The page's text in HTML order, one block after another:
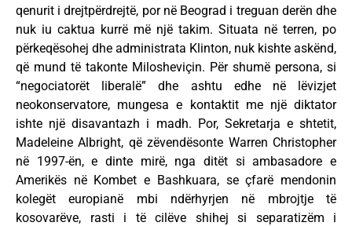
qenurit i drejtpërdrejtë, por në Beograd i treguan derën dhe
nuk iu caktua kurrë më një takim. Situata në terren, po
përkeqësohej dhe administrata Klinton, nuk kishte askënd,
që mund të takonte Milosheviçin. Për shumë persona, si
“negociatorët liberalë” dhe ashtu edhe në lëvizjet
neokonservatore, mungesa e kontaktit me një diktator
ishte një disavantazh i madh. Por, Sekretarja e shtetit,
Madeleine Albright, që zëvendësonte Warren Christopher
në 1997-ën, e dinte mirë, nga ditët si ambasadore e
Amerikës në Kombet e Bashkuara, se çfarë mendonin
kolegët europianë mbi ndërhyrjen në mbrojtje të
kosovarëve, rasti i të cilëve shihej si separatizëm i